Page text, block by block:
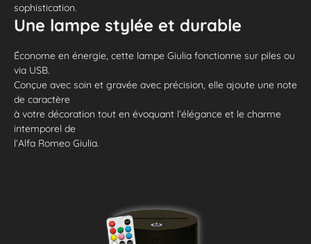
sophistication.
Une lampe stylée et durable
Économe en énergie, cette lampe Giulia fonctionne sur piles ou
via USB.
Conçue avec soin et gravée avec précision, elle ajoute une note
de caractère
à votre décoration tout en évoquant l’élégance et le charme
intemporel de
l’Alfa Romeo Giulia.